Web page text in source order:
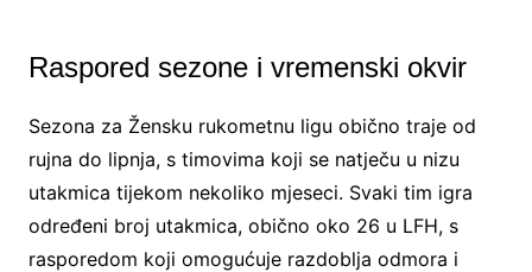
Raspored sezone i vremenski okvir
Sezona za Žensku rukometnu ligu obično traje od
rujna do lipnja, s timovima koji se natječu u nizu
utakmica tijekom nekoliko mjeseci. Svaki tim igra
određeni broj utakmica, obično oko 26 u LFH, s
rasporedom koji omogućuje razdoblja odmora i